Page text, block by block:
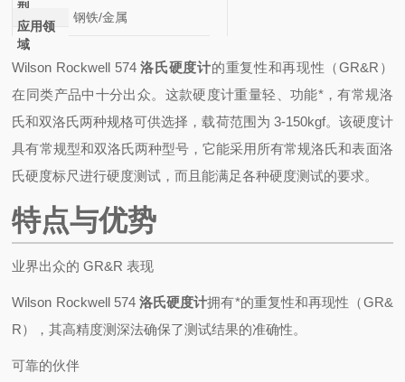
型
应用领
域
钢铁/金属
Wilson Rockwell 574洛氏硬度计的重复性和再现性（GR&R）
在同类产品中十分出众。这款硬度计重量轻、功能*，有常规洛
氏和双洛氏两种规格可供选择，载荷范围为 3-150kgf。该硬度计
具有常规型和双洛氏两种型号，它能采用所有常规洛氏和表面洛
氏硬度标尺进行硬度测试，而且能满足各种硬度测试的要求。
特点与优势
业界出众的 GR&R 表现
Wilson Rockwell 574 洛氏硬度计拥有*的重复性和再现性（GR&
R），其高精度测深法确保了测试结果的准确性。
可靠的伙伴